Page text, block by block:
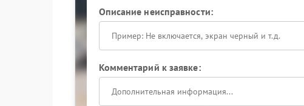
Описание неисправности:
Комментарий к заявке: